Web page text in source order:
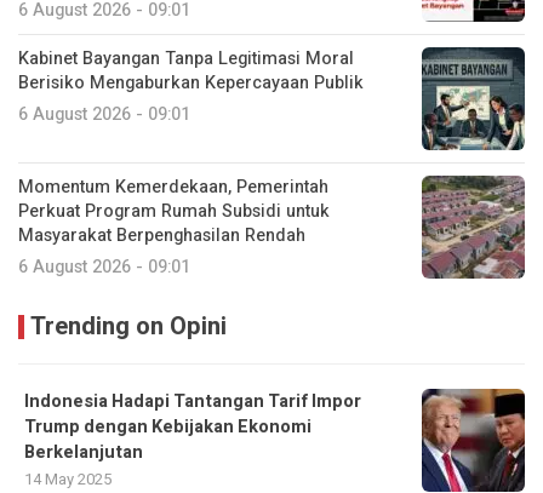
6 August 2026 - 09:01
Kabinet Bayangan Tanpa Legitimasi Moral
Berisiko Mengaburkan Kepercayaan Publik
6 August 2026 - 09:01
Momentum Kemerdekaan, Pemerintah
Perkuat Program Rumah Subsidi untuk
Masyarakat Berpenghasilan Rendah
6 August 2026 - 09:01
Trending on Opini
Indonesia Hadapi Tantangan Tarif Impor
Trump dengan Kebijakan Ekonomi
Berkelanjutan
14 May 2025